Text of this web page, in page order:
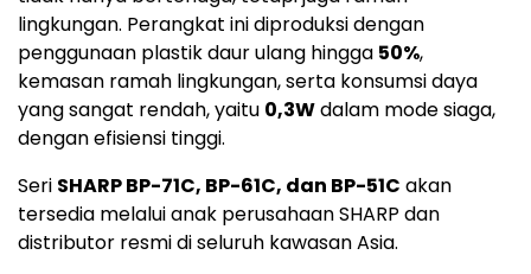
lingkungan. Perangkat ini diproduksi dengan
penggunaan plastik daur ulang hingga 50%,
kemasan ramah lingkungan, serta konsumsi daya
yang sangat rendah, yaitu 0,3Wdalam mode siaga,
dengan efisiensi tinggi.
Seri SHARP BP-71C, BP-61C, dan BP-51C akan
tersedia melalui anak perusahaan SHARP dan
distributor resmi di seluruh kawasan Asia.